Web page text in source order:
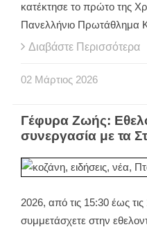
κατέκτησε το πρώτο της
Πανελλήνιο Πρωτάθλημα
Διαβάστε Περισσότερα
02 Μάρτιος 2026
Γέφυρα Ζωής:
συνεργασία με τα
2026, από τις 15:30 έως
συμμετάσχετε στην